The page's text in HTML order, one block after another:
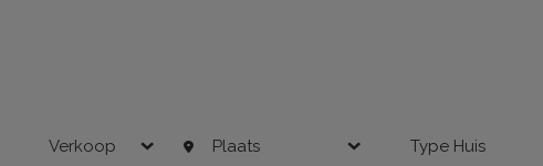
Verkoop Plaats Type Huis